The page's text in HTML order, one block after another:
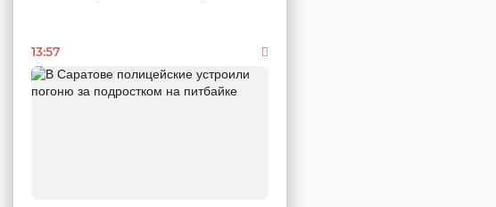
13:57